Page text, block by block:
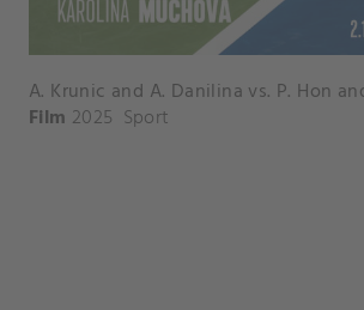
Film 2025 Sport